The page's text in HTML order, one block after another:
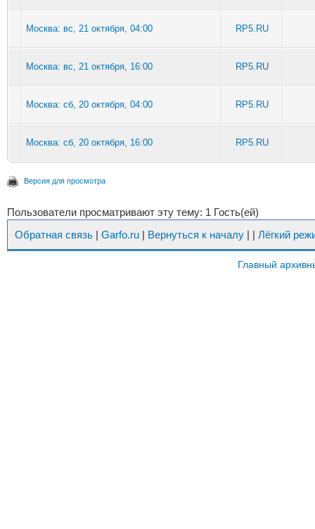
Москва: вс, 21 октября, 04:00 RP5.RU
Москва: вс, 21 октября, 16:00 RP5.RU
Москва: сб, 20 октября, 04:00 RP5.RU
Москва: сб, 20 октября, 16:00 RP5.RU
Версия для просмотра
Пользователи просматривают эту тему: 1 Гость(ей)
Обратная связь | Garfo.ru | Вернуться к началу | | Лёгкий
Главный